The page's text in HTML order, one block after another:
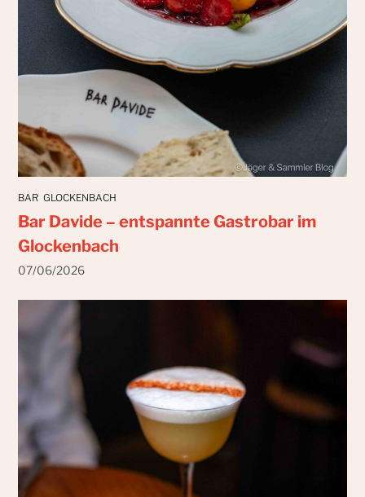
BAR GLOCKENBACH
Bar Davide – entspannte Gastrobar im
Glockenbach
07/06/2026